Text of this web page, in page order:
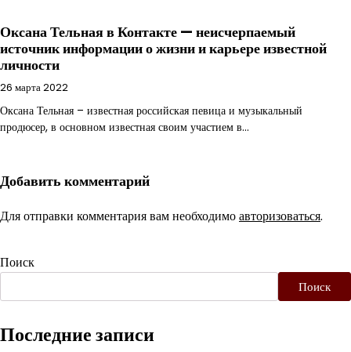
Оксана Тельная в Контакте — неисчерпаемый
источник информации о жизни и карьере известной
личности
26 марта 2022
Оксана Тельная – известная российская певица и музыкальный
продюсер, в основном известная своим участием в…
Добавить комментарий
Для отправки комментария вам необходимоавторизоваться.
Поиск
Поиск
Последние записи